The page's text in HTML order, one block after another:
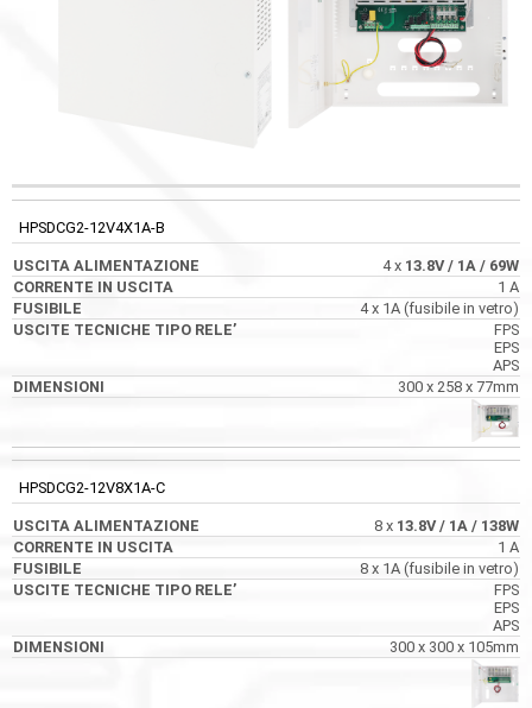
USCITA
ALIMENTAZIONE
CORRENTE IN
USCITA
HPSDCG2-12V4X1A-B
4 x 13.8V/ 1A / 69W
1 A
4 x 1A (fusibile in vetro)
FPS
EPS
APS
300 x 258 x 77mm
HPSDCG2-12V8X1A-C
8 x 13.8V/ 1A / 138W
1 A
8 x 1A (fusibile in vetro)
FPS
EPS
APS
300 x 300 x 105mm